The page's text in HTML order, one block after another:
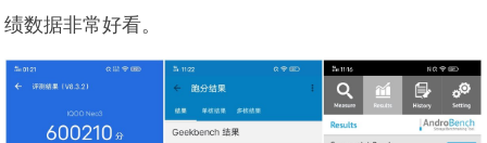
绩数据非常好看。